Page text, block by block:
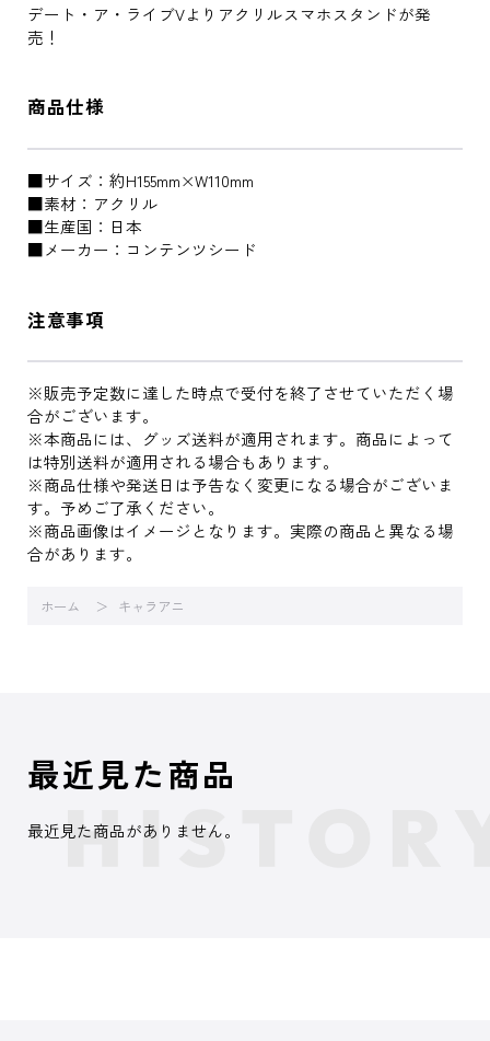
デート・ア・ライブVよりアクリルスマホスタンドが発
売！
商品仕様
■サイズ：約H155mm×W110mm
■素材：アクリル
■生産国：日本
■メーカー：コンテンツシード
注意事項
※販売予定数に達した時点で受付を終了させていただく場
合がございます。
※本商品には、グッズ送料が適用されます。商品によって
は特別送料が適用される場合もあります。
※商品仕様や発送日は予告なく変更になる場合がございま
す。予めご了承ください。
※商品画像はイメージとなります。実際の商品と異なる場
合があります。
ホーム キャラアニ
最近見た商品
最近見た商品がありません。